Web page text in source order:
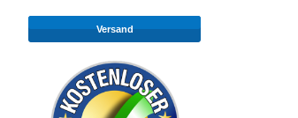
Versand